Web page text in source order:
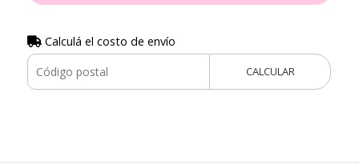
Calculá el costo de envío
CALCULAR